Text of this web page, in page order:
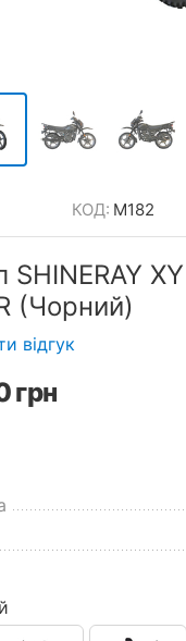
КОД: M182
SHINERAY
(Чорний)
відгук
грн